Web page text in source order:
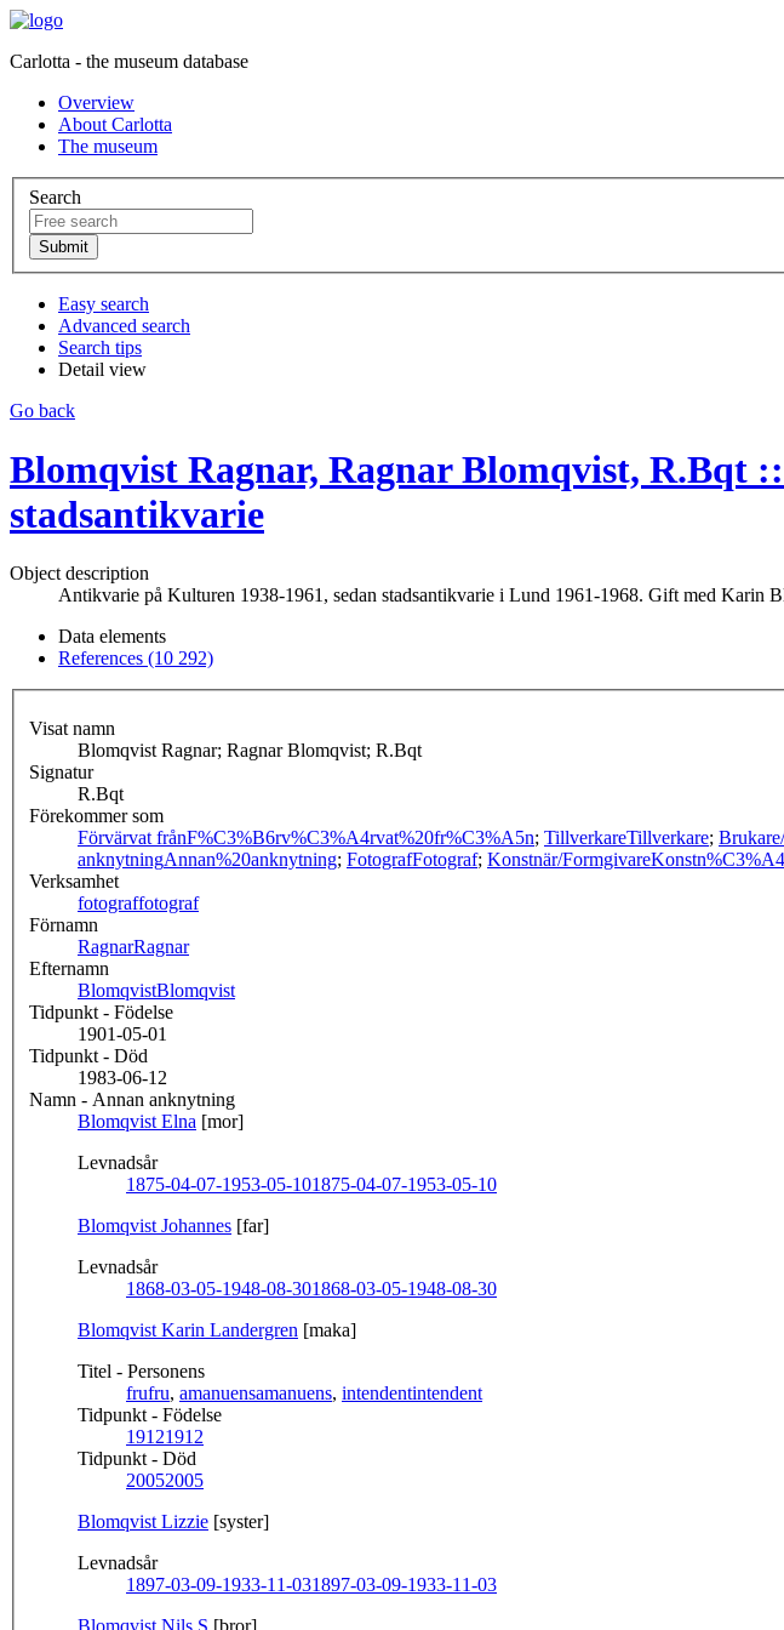
Carlotta - the museum database
Overview
About Carlotta
The museum
Search
Easy search
Advanced search
Search tips
Detail view
Go back
Blomqvist Ragnar, Ragnar Blomqvist, R.Bqt
stadsantikvarie
Object description
Antikvarie på Kulturen 1938-1961, sedan stadsantikvarie i Lund 1961-1968. Gift med Karin
Data elements
References (10 292)
Visat namn
Blomqvist Ragnar; Ragnar Blomqvist; R.Bqt
Signatur
R.Bqt
Förekommer som
Förvärvat frånF%C3%B6rv%C3%A4rvat%20fr%C3%A5n; TillverkareTillverkare;
anknytningAnnan%20anknytning; FotografFotograf; Konstnär/Formgivare
Verksamhet
fotograffotograf
Förnamn
RagnarRagnar
Efternamn
BlomqvistBlomqvist
Tidpunkt - Födelse
1901-05-01
Tidpunkt - Död
1983-06-12
Namn - Annan anknytning
Blomqvist Elna [mor]
Levnadsår
1875-04-07-1953-05-101875-04-07-1953-05-10
Blomqvist Johannes [far]
Levnadsår
1868-03-05-1948-08-301868-03-05-1948-08-30
Blomqvist Karin Landergren [maka]
Titel - Personens
frufru, amanuensamanuens, intendentintendent
Tidpunkt - Födelse
19121912
Tidpunkt - Död
20052005
Blomqvist Lizzie [syster]
Levnadsår
1897-03-09-1933-11-031897-03-09-1933-11-03
Blomqvist Nils S [bror]